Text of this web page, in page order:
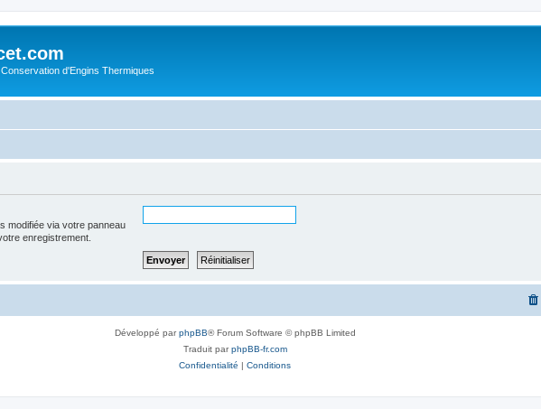
d'Engins Thermiques
modifiée via votre panneau
enregistrement.
Développé parphpBB® Forum Software © phpBB Limited
Traduit parphpBB-fr.com
Confidentialité | Conditions